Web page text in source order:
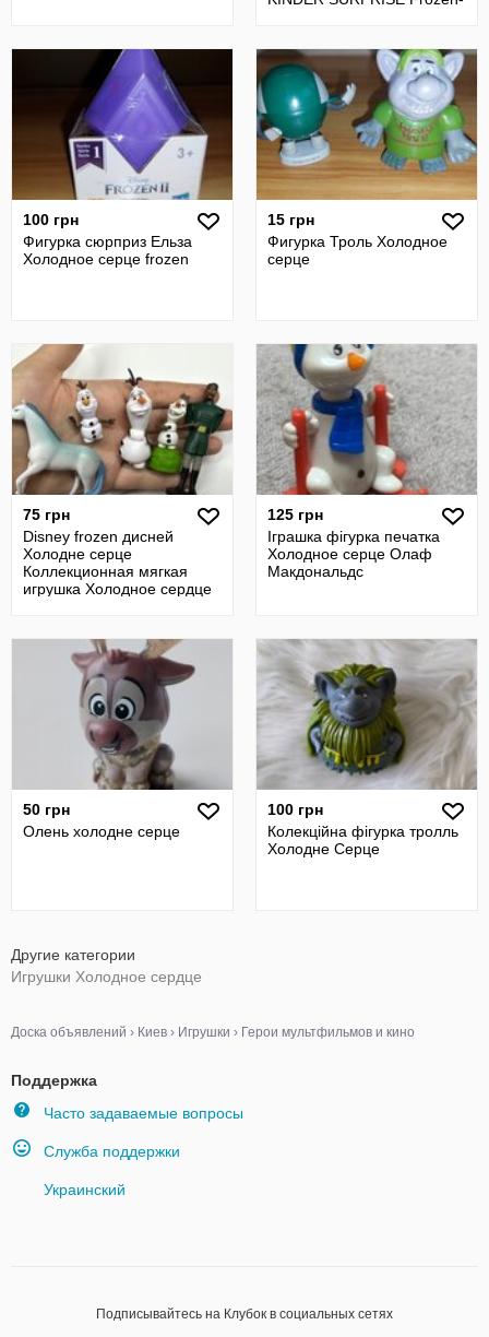
100 грн
Фигурка сюрприз Ельза
Холодное серце frozen
15 грн
Фигурка Троль Холодное
серце
75 грн
Disney frozen дисней
Холодне серце
Коллекционная мягкая
игрушка Холодное сердце
125 грн
Іграшка фігурка печатка
Холодное серце Олаф
Макдональдс
50 грн
Олень холодне серце
100 грн
Колекційна фігурка тролль
Холодне Серце
Другие категории
Игрушки Холодное сердце
Доска объявлений › Киев › Игрушки › Герои мультфильмов и кино
Поддержка
Часто задаваемые вопросы
Служба поддержки
Украинский
Подписывайтесь на Клубок в социальных сетях